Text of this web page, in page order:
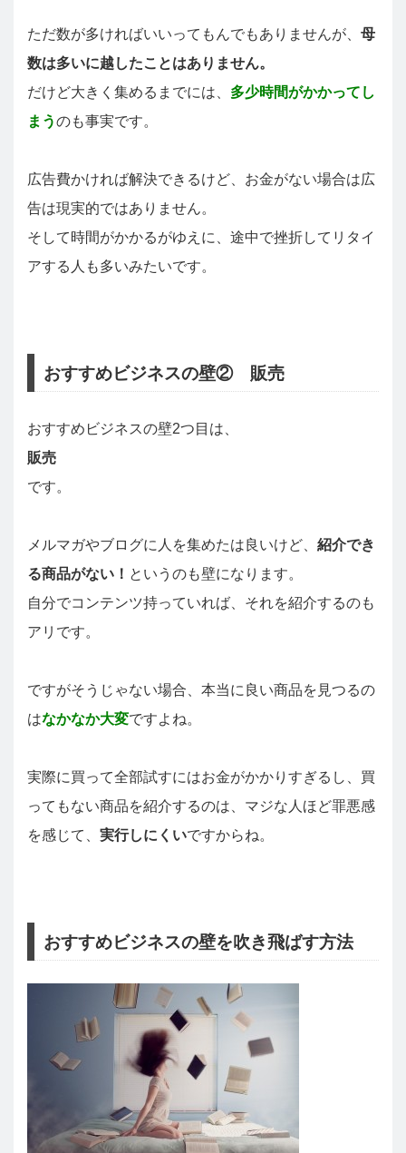
ただ数が多ければいいってもんでもありませんが、 母
数は多いに越したことはありません。
だけど大きく集めるまでには、 多少時間がかかってし
まうのも事実です。
広告費かければ解決できるけど、お金がない場合は広
告は現実的ではありません。
そして時間がかかるがゆえに、途中で挫折してリタイ
アする人も多いみたいです。
おすすめビジネスの壁② 販売
おすすめビジネスの壁2つ目は、
販売
です。
メルマガやブログに人を集めたは良いけど、 紹介でき
る商品がない！ というのも壁になります。
自分でコンテンツ持っていれば、それを紹介するのも
アリです。
ですがそうじゃない場合、本当に良い商品を見つるの
はなかなか大変ですよね。
実際に買って全部試すにはお金がかかりすぎるし、買
ってもない商品を紹介するのは、マジな人ほど罪悪感
を感じて、 実行しにくいですからね。
おすすめビジネスの壁を吹き飛ばす方法